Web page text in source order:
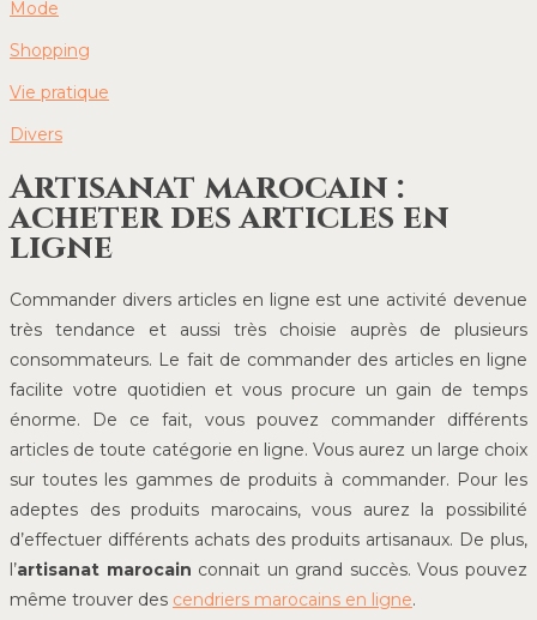
Mode
Shopping
Vie pratique
Divers
Artisanat marocain :
acheter des articles en
ligne
Commander divers articles en ligne est une activité devenue
très tendance et aussi très choisie auprès de plusieurs
consommateurs. Le fait de commander des articles en ligne
facilite votre quotidien et vous procure un gain de temps
énorme. De ce fait, vous pouvez commander différents
articles de toute catégorie en ligne. Vous aurez un large choix
sur toutes les gammes de produits à commander. Pour les
adeptes des produits marocains, vous aurez la possibilité
d’effectuer différents achats des produits artisanaux. De plus,
l’artisanat marocain connait un grand succès. Vous pouvez
même trouver des cendriers marocains en ligne.